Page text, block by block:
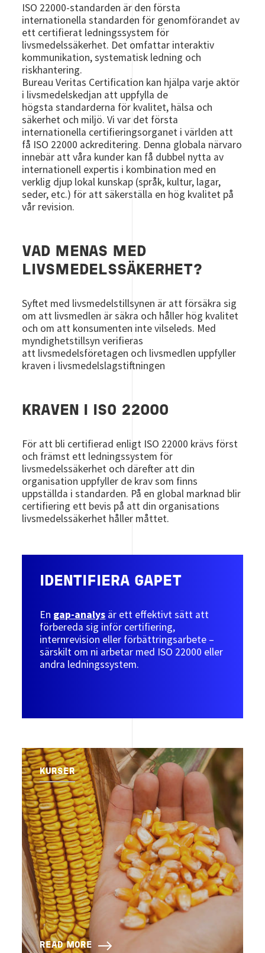
ISO 22000-standarden är den första
internationella standarden för genomförandet av
ett certifierat ledningssystem för
livsmedelssäkerhet. Det omfattar interaktiv
kommunikation, systematisk ledning och
riskhantering.
Bureau Veritas Certification kan hjälpa varje aktör
i livsmedelskedjan att uppfylla de
högsta standarderna för kvalitet, hälsa och
säkerhet och miljö. Vi var det första
internationella certifieringsorganet i världen att
få ISO 22000 ackreditering. Denna globala närvaro
innebär att våra kunder kan få dubbel nytta av
internationell expertis i kombination med en
verklig djup lokal kunskap (språk, kultur, lagar,
seder, etc.) för att säkerställa en hög kvalitet på
vår revision.
VAD MENAS MED
LIVSMEDELSSÄKERHET?
Syftet med livsmedelstillsynen är att försäkra sig
om att livsmedlen är säkra och håller hög kvalitet
och om att konsumenten inte vilseleds. Med
myndighetstillsyn verifieras
att livsmedelsföretagen och livsmedlen uppfyller
kraven i livsmedelslagstiftningen
KRAVEN I ISO 22000
För att bli certifierad enligt ISO 22000 krävs först
och främst ett ledningssystem för
livsmedelssäkerhet och därefter att din
organisation uppfyller de krav som finns
uppställda i standarden. På en global marknad blir
certifiering ett bevis på att din organisations
livsmedelssäkerhet håller måttet.
IDENTIFIERA GAPET
En gap-analys är ett effektivt sätt att
förbereda sig inför certifiering,
internrevision eller förbättringsarbete –
särskilt om ni arbetar med ISO 22000 eller
andra ledningssystem.
KURSER
READ MORE